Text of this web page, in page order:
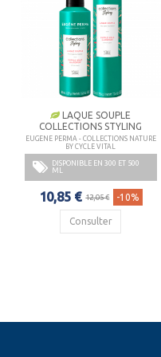
LAQUE SOUPLE
COLLECTIONS STYLING
EUGENE PERMA - COLLECTIONS NATURE
BY CYCLE VITAL
DISPONIBLE EN 300 ET 500
ML
10,85 € 12,05 € -10%
Consulter